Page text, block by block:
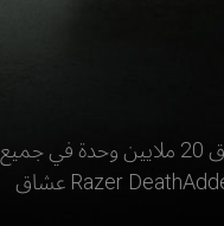
تعد عائلة Razer DeathAdder لماوس الألعاب من بين الأكثر شهرة وتقديراً في العالم. بيع منها ما يفوق 20 ملايين وحدة في جميع
أنحاء العالم، كما حازت على عشرات الجوائز المرموقة، لذا فليس من المستغرب أن يكون للماوس Razer DeathAdder عشاق